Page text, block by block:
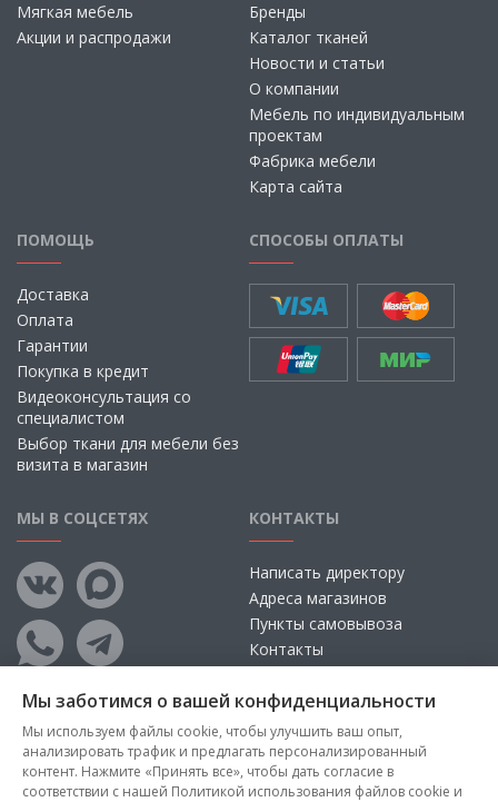
Мягкая мебель
Акции и распродажи
Бренды
Каталог тканей
Новости и статьи
О компании
Мебель по индивидуальным
проектам
Фабрика мебели
Карта сайта
ПОМОЩЬ
Доставка
Оплата
Гарантии
Покупка в кредит
Видеоконсультация со
специалистом
Выбор ткани для мебели без
визита в магазин
СПОСОБЫ ОПЛАТЫ
МЫ В СОЦСЕТЯХ КОНТАКТЫ
Написать директору
Адреса магазинов
Пункты самовывоза
Контакты
Мы заботимся о вашей конфиденциальности
Мы используем файлы cookie, чтобы улучшить ваш опыт,
анализировать трафик и предлагать персонализированный
контент. Нажмите «Принять все», чтобы дать согласие в
соответствии с нашей Политикой использования файлов cookie и